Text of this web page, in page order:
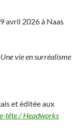
avril 2026 à Naas
Une vie en surréalisme
et éditée aux
tête / Headworks